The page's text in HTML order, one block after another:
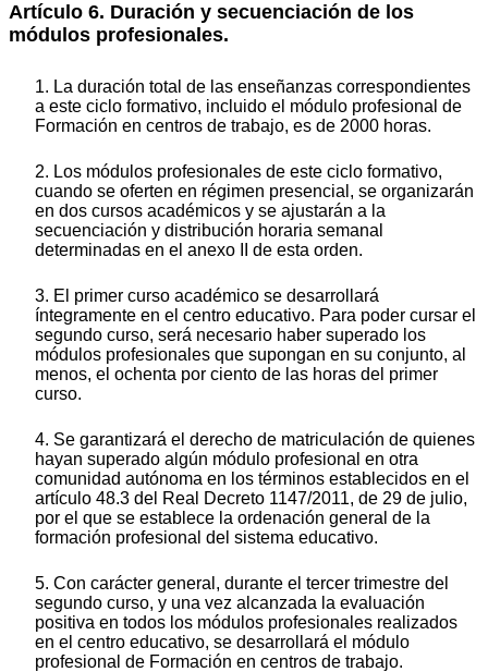
Artículo 6. Duración y secuenciación de los
módulos profesionales.
1. La duración total de las enseñanzas correspondientes
a este ciclo formativo, incluido el módulo profesional de
Formación en centros de trabajo, es de 2000 horas.
2. Los módulos profesionales de este ciclo formativo,
cuando se oferten en régimen presencial, se organizarán
en dos cursos académicos y se ajustarán a la
secuenciación y distribución horaria semanal
determinadas en el anexo II de esta orden.
3. El primer curso académico se desarrollará
íntegramente en el centro educativo. Para poder cursar el
segundo curso, será necesario haber superado los
módulos profesionales que supongan en su conjunto, al
menos, el ochenta por ciento de las horas del primer
curso.
4. Se garantizará el derecho de matriculación de quienes
hayan superado algún módulo profesional en otra
comunidad autónoma en los términos establecidos en el
artículo 48.3 del Real Decreto 1147/2011, de 29 de julio,
por el que se establece la ordenación general de la
formación profesional del sistema educativo.
5. Con carácter general, durante el tercer trimestre del
segundo curso, y una vez alcanzada la evaluación
positiva en todos los módulos profesionales realizados
en el centro educativo, se desarrollará el módulo
profesional de Formación en centros de trabajo.